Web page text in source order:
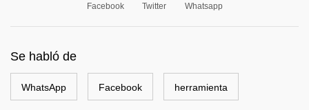
Facebook Twitter Whatsapp
Se habló de
WhatsApp Facebook herramienta